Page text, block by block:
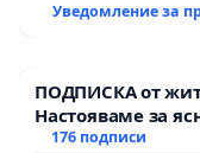
Уведомление за
ПОДПИСКА от
Настояваме за
АД и от
176 подписи